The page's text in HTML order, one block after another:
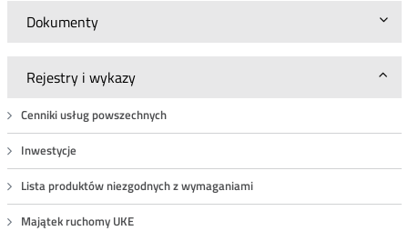
Dokumenty
Rejestry i wykazy
Cenniki usług powszechnych
Inwestycje
Lista produktów niezgodnych z wymaganiami
Majątek ruchomy UKE